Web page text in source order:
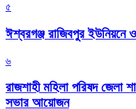
৫
ঈশ্বরগঞ্জ রাজিবপুর ইউনিয়নে
৬
রাজশাহী মহিলা পরিষদ জেলা
সভার আয়োজন